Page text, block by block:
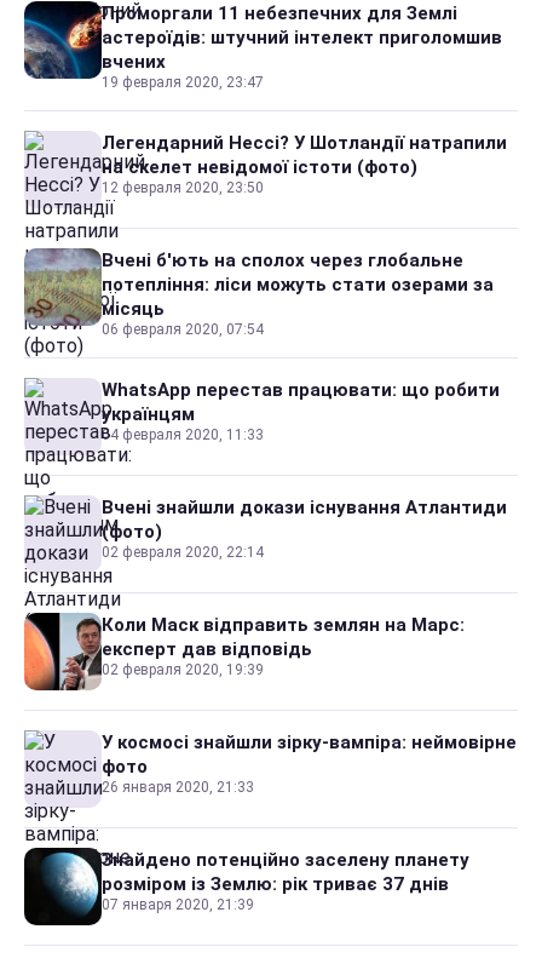
Проморгали 11 небезпечних для Землі
астероїдів: штучний інтелект приголомшив
вчених
19 февраля 2020, 23:47
Легендарний Нессі? У Шотландії натрапили
на скелет невідомої істоти (фото)
12 февраля 2020, 23:50
Вчені б'ють на сполох через глобальне
потепління: ліси можуть стати озерами за
місяць
06 февраля 2020, 07:54
WhatsApp перестав працювати: що робити
українцям
04 февраля 2020, 11:33
Вчені знайшли докази існування Атлантиди
(фото)
02 февраля 2020, 22:14
Коли Маск відправить землян на Марс:
експерт дав відповідь
02 февраля 2020, 19:39
У космосі знайшли зірку-вампіра: неймовірне
фото
26 января 2020, 21:33
Знайдено потенційно заселену планету
розміром із Землю: рік триває 37 днів
07 января 2020, 21:39